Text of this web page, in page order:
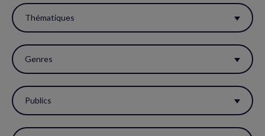
pour
réactualiser
la
page.
Thématiques
Genres
Publics